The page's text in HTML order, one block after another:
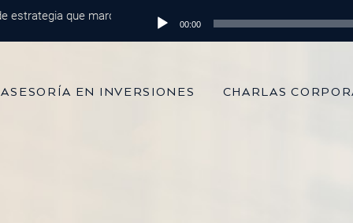
que marca la diferencia Episodio 215: De 100 mil dólares
Reproductor
00:00
ASESORÍA EN INVERSIONES CHARLAS